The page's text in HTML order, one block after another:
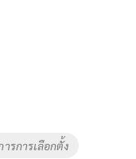
รการเลือกตั้ง